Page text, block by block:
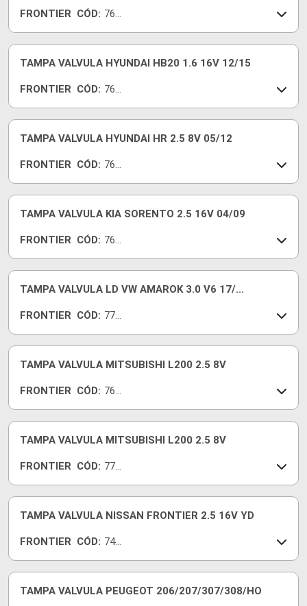
FRONTIER CÓD: 761
TAMPA VALVULA HYUNDAI HB20 1.6 16V 12/15
FRONTIER CÓD: 761
TAMPA VALVULA HYUNDAI HR 2.5 8V 05/12
FRONTIER CÓD: 761
TAMPA VALVULA KIA SORENTO 2.5 16V 04/09
FRONTIER CÓD: 761
TAMPA VALVULA LD VW AMAROK 3.0 V6 17/...
FRONTIER CÓD: 770
TAMPA VALVULA MITSUBISHI L200 2.5 8V
FRONTIER CÓD: 768
TAMPA VALVULA MITSUBISHI L200 2.5 8V
FRONTIER CÓD: 772
TAMPA VALVULA NISSAN FRONTIER 2.5 16V YD
FRONTIER CÓD: 741
TAMPA VALVULA PEUGEOT 206/207/307/308/HO